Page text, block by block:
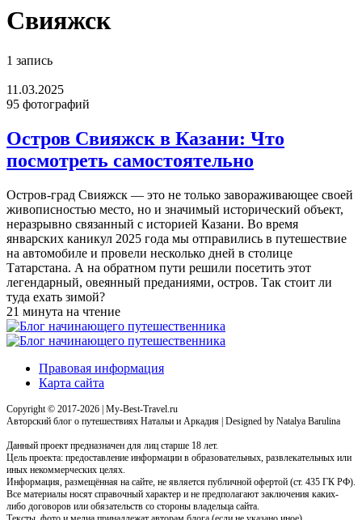
Свияжск
1 запись
11.03.2025
95 фотографий
Остров Свияжск в Казани: Что
посмотреть самостоятельно
Остров-град Свияжск — это не только завораживающее своей
живописностью место, но и значимый исторический объект,
неразрывно связанный с историей Казани. Во время
январских каникул 2025 года мы отправились в путешествие
на автомобиле и провели несколько дней в столице
Татарстана. А на обратном пути решили посетить этот
легендарный, овеянный преданиями, остров. Так стоит ли
туда ехать зимой?
21 минута на чтение
Правовая информация
Карта сайта
Copyright © 2017-2026 | My-Best-Travel.ru
Авторский блог о путешествиях Натальи и Аркадия | Designed by Natalya Barulina
Данный проект предназначен для лиц старше 18 лет.
Цель проекта: предоставление информации в образовательных, развлекательных или
иных некоммерческих целях.
Информация, размещённая на сайте, не является публичной офертой (ст. 435 ГК РФ).
Все материалы носят справочный характер и не предполагают заключения каких-
либо договоров или обязательств со стороны владельца сайта.